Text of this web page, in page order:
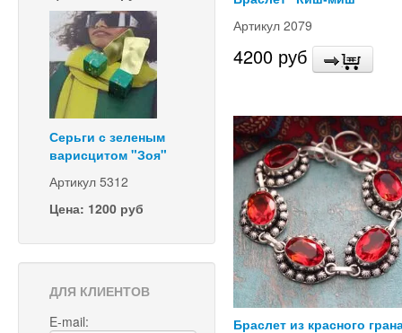
Серьги с зеленым
варисцитом "Зоя"
Артикул 5312
Цена: 1200 руб
ДЛЯ КЛИЕНТОВ
E-mail:
Артикул 2079
4200 руб
Браслет из красного